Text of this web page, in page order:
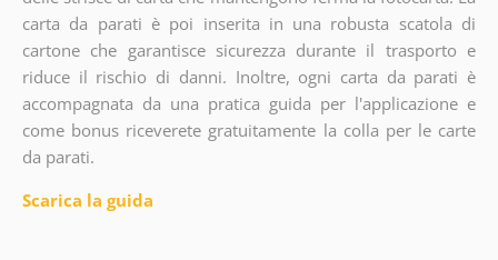
carta da parati è poi inserita in una robusta scatola di
cartone che garantisce sicurezza durante il trasporto e
riduce il rischio di danni. Inoltre, ogni carta da parati è
accompagnata da una pratica guida per l'applicazione e
come bonus riceverete gratuitamente la colla per le carte
da parati.
Scarica la guida